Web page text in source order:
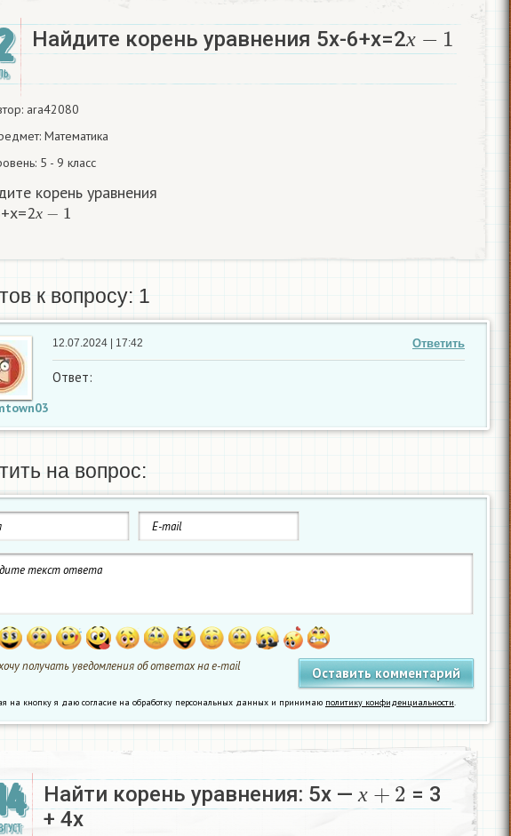
Найдите корень уравнения 5х-6+х=2х
х−1
ara42080
Математика
5 - 9 класс
корень уравнения
х
х−1
к вопросу: 1
Ответить
12.07.2024 | 17:42
Ответ:
на вопрос:
получать уведомления об ответах на e-mail
на кнопку я даю согласие на обработку персональных данных и принимаю политику конфиденциальности.
Найти корень уравнения: 5х —х
х+2
= 3
+ 4х​